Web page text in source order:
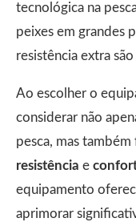
tecnológica na
peixes em grandes
resistência extra são
Ao escolher o
considerar não
pesca, mas
resistência e
equipamento
aprimorar